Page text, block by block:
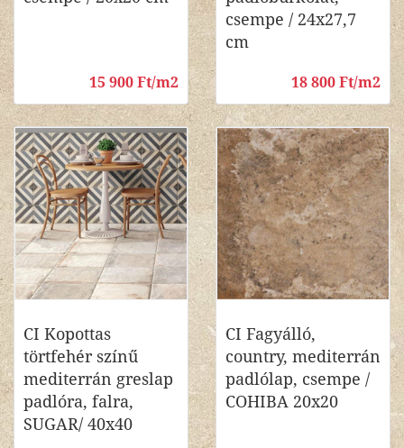
15 900 Ft/m2
csempe / 24x27,7
cm
18 800 Ft/m2
CI Kopottas
törtfehér színű
mediterrán greslap
padlóra, falra,
SUGAR/ 40x40
CI Fagyálló,
country, mediterrán
padlólap, csempe /
COHIBA 20x20